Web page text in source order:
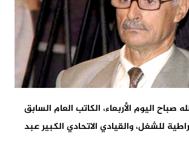
صباح اليوم الأربعاء، الكاتب العام السابق
للشغل، والقيادي الاتحادي الكبير عبد